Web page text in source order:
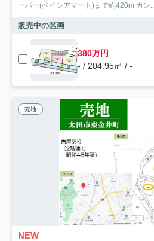
ーパー(ベイシアマート)まで約420m カン...
販売中の区画
380万円
- / 204.95㎡ / -
売地
NEW